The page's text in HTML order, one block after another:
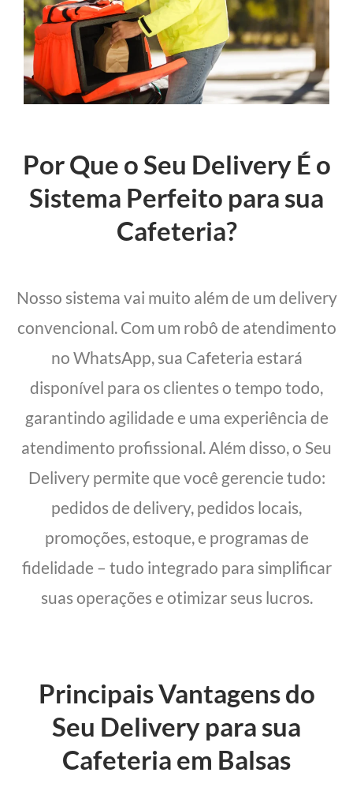
Por Que o Seu Delivery É o
Sistema Perfeito para sua
Cafeteria?
Nosso sistema vai muito além de um delivery
convencional. Com um robô de atendimento
no WhatsApp, sua Cafeteria estará
disponível para os clientes o tempo todo,
garantindo agilidade e uma experiência de
atendimento profissional. Além disso, o Seu
Delivery permite que você gerencie tudo:
pedidos de delivery, pedidos locais,
promoções, estoque, e programas de
fidelidade – tudo integrado para simplificar
suas operações e otimizar seus lucros.
Principais Vantagens do
Seu Delivery para sua
Cafeteria em Balsas